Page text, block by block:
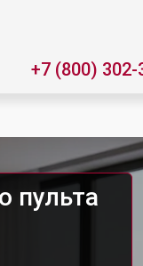
+7 (800) 302-
пульта